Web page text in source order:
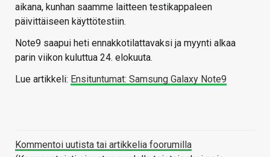
aikana, kunhan saamme laitteen testikappaleen
päivittäiseen käyttötestiin.
Note9 saapui heti ennakkotilattavaksi ja myynti alkaa
parin viikon kuluttua 24. elokuuta.
Lue artikkeli: Ensituntumat: Samsung Galaxy Note9
Kommentoi uutista tai artikkelia foorumilla